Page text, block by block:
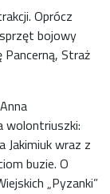
Oprócz
bojowy
Straż
wolontriuszki:
Jakimiuk wraz z
buzie. O
„Pyzanki”